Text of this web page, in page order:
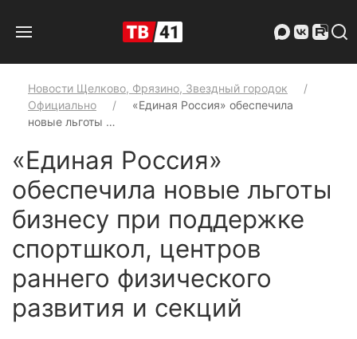
Новости Щелково, Фрязино, Звездный городок
Официально
«Единая Россия» обеспечила
новые льготы …
«Единая Россия»
обеспечила новые льготы
бизнесу при поддержке
спортшкол, центров
раннего физического
развития и секций